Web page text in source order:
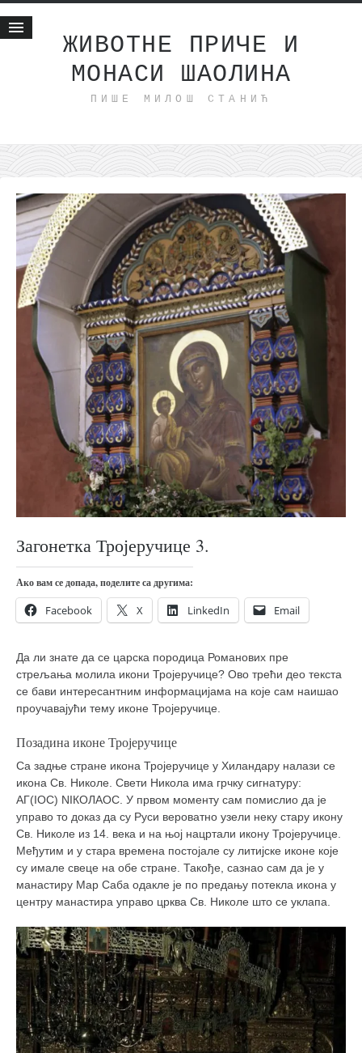
ЖИВОТНЕ ПРИЧЕ И
МОНАСИ ШАОЛИНА
ПИШЕ МИЛОШ СТАНИЋ
Животне приче
интернет пословање
исхраном до здравља
мој хаику
моменти и места
бонус садржај
светлопис
законоправило
духовни отац
православље
забрањена историја
ћирилица
породичне приче
прота Воја
уместо твитера
азбуки и књиге
Окинава карате
најновије на блогу
историја каратеа
бубиши
карате
кихон
наиханчи
кушанку
пасаи
темашивари
кобудо
нунчаку
бо
тонфа
саи
тимбеи рочин
тсунами дојо
Загонетка Тројеручице 3.
Ако вам се допада, поделите са другима:
Facebook X LinkedIn Email
Да ли знате да се царска породица Романових пре
стрељања молила икони Тројеручице? Ово трећи део текста
се бави интересантним информацијама на које сам наишао
проучавајући тему иконе Тројеручице.
Позадина иконе Тројеручице
Са задње стране икона Тројеручице у Хиландару налази се
икона Св. Николе. Свети Никола има грчку сигнатуру:
АГ(ΙОС) NIКОЛАОС. У првом моменту сам помислио да је
управо то доказ да су Руси вероватно узели неку стару икону
Св. Николе из 14. века и на њој нацртали икону Тројеручице.
Међутим и у стара времена постојале су литијске иконе које
су имале свеце на обе стране. Такође, сазнао сам да је у
манастиру Мар Саба одакле је по предању потекла икона у
центру манастира управо црква Св. Николе што се уклапа.